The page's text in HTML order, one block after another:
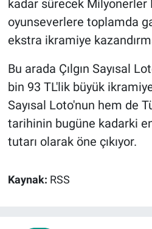
kadar sürecek Milyonerler
oyunseverlere toplamda
ekstra ikramiye
Bu arada Çılgın Sayısal
bin 93 TL'lik büyük
Sayısal Loto'nun hem de
tarihinin bugüne kadarki
tutarı olarak öne çıkıyor.
Kaynak: RSS